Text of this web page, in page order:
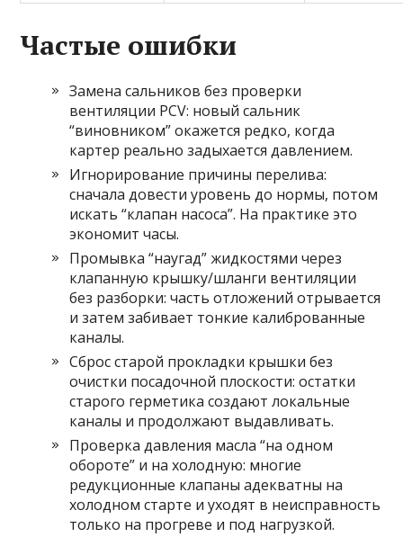
Частые ошибки
Замена сальников без проверки
вентиляции PCV: новый сальник
“виновником” окажется редко, когда
картер реально задыхается давлением.
Игнорирование причины перелива:
сначала довести уровень до нормы, потом
искать “клапан насоса”. На практике это
экономит часы.
Промывка “наугад” жидкостями через
клапанную крышку/шланги вентиляции
без разборки: часть отложений отрывается
и затем забивает тонкие калиброванные
каналы.
Сброс старой прокладки крышки без
очистки посадочной плоскости: остатки
старого герметика создают локальные
каналы и продолжают выдавливать.
Проверка давления масла “на одном
обороте” и на холодную: многие
редукционные клапаны адекватны на
холодном старте и уходят в неисправность
только на прогреве и под нагрузкой.